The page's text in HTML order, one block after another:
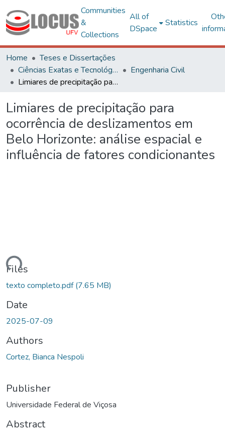
Communities
&
Collections
All of
DSpace
Statistics
Home
Teses e Dissertações
Ciências Exatas e Tecnológicas
Engenharia Civil
Limiares de precipitação para ocorrência de deslizamentos em Belo Horizonte: análise espacial e influência de fatores condicionantes
Limiares de precipitação para
ocorrência de deslizamentos em
Belo Horizonte: análise espacial e
influência de fatores condicionantes
Files
texto completo.pdf(7.65 MB)
Date
2025-07-09
Authors
Cortez, Bianca Nespoli
Publisher
Universidade Federal de Viçosa
Abstract